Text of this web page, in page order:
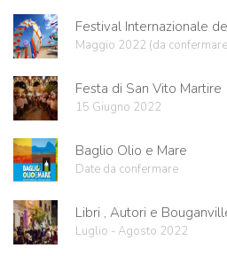
Festival Internazionale
Maggio 2022 (da
Festa di San Vito Martire
15 Giugno 2022
Baglio Olio e Mare
Date da confermare
Libri , Autori e
Luglio - Agosto 2022